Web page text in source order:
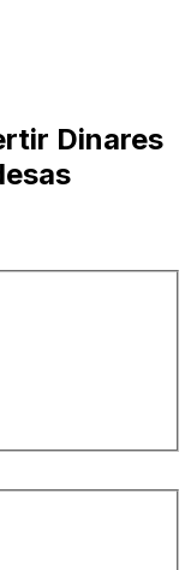
Dinares